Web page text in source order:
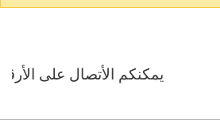
يمكنكم الأتصال على الأرقام التالية 0504662195 0545667069